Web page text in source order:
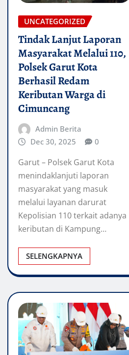
UNCATEGORIZED
Tindak Lanjut Laporan
Masyarakat Melalui 110,
Polsek Garut Kota
Berhasil Redam
Keributan Warga di
Cimuncang
Admin Berita
Dec 30, 2025
0
Garut – Polsek Garut Kota
menindaklanjuti laporan
masyarakat yang masuk
melalui layanan darurat
Kepolisian 110 terkait adanya
keributan di Kampung…
SELENGKAPNYA